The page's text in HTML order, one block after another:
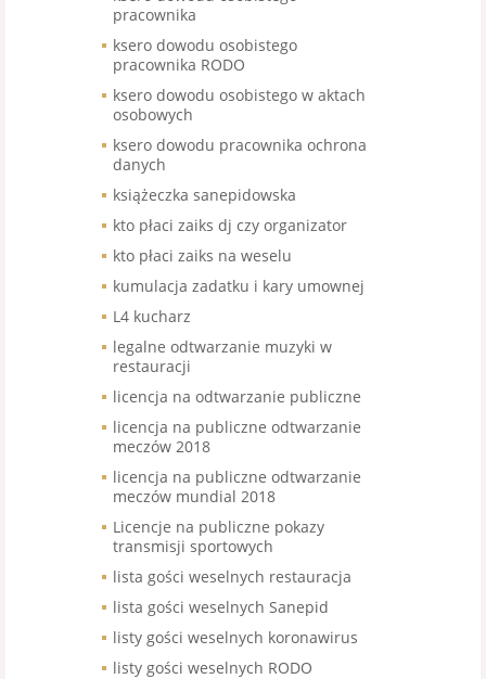
pracownika
ksero dowodu osobistego
pracownika RODO
ksero dowodu osobistego w aktach
osobowych
ksero dowodu pracownika ochrona
danych
książeczka sanepidowska
kto płaci zaiks dj czy organizator
kto płaci zaiks na weselu
kumulacja zadatku i kary umownej
L4 kucharz
legalne odtwarzanie muzyki w
restauracji
licencja na odtwarzanie publiczne
licencja na publiczne odtwarzanie
meczów 2018
licencja na publiczne odtwarzanie
meczów mundial 2018
Licencje na publiczne pokazy
transmisji sportowych
lista gości weselnych restauracja
lista gości weselnych Sanepid
listy gości weselnych koronawirus
listy gości weselnych RODO